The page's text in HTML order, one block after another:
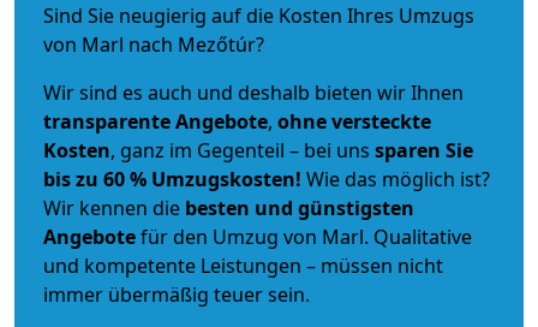
Sind Sie neugierig auf die Kosten Ihres Umzugs
von Marl nach Mezőtúr?
Wir sind es auch und deshalb bieten wir Ihnen
transparente Angebote, ohne versteckte
Kosten, ganz im Gegenteil – bei uns sparen Sie
bis zu 60 % Umzugskosten! Wie das möglich ist?
Wir kennen die besten und günstigsten
Angebotefür den Umzug von Marl. Qualitative
und kompetente Leistungen – müssen nicht
immer übermäßig teuer sein.